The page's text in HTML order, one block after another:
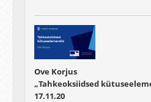
Ove Korjus
„Tahkeoksiidsed
17.11.20